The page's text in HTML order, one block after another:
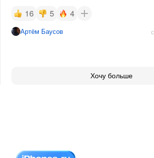
16 5 4
Артём Баусов
Хочу больше